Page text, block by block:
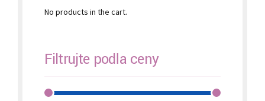
No products in the cart.
Filtrujte podľa ceny